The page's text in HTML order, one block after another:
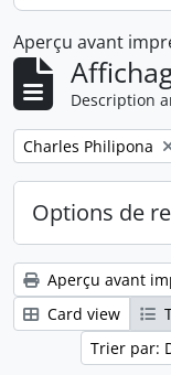
Aperçu avant
Description
Remove filter:
Charles Philipona
Options de
Aperçu avant
Card view
Trier par: